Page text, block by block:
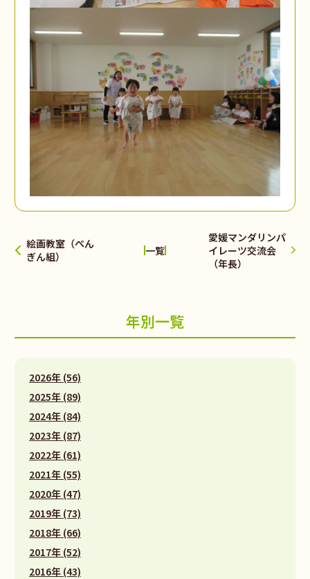
絵画教室（ぺん
ぎん組）
一覧
愛媛マンダリンパ
イレーツ交流会
（年長）
年別一覧
2026年 (56)
2025年 (89)
2024年 (84)
2023年 (87)
2022年 (61)
2021年 (55)
2020年 (47)
2019年 (73)
2018年 (66)
2017年 (52)
2016年 (43)